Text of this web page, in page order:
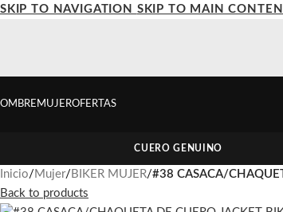
SKIP TO NAVIGATION SKIP TO MAIN
MUJEROFERTAS
CUERO GENUINO
Inicio/ Mujer/ BIKER MUJER/#38 CASACA/
Back to products